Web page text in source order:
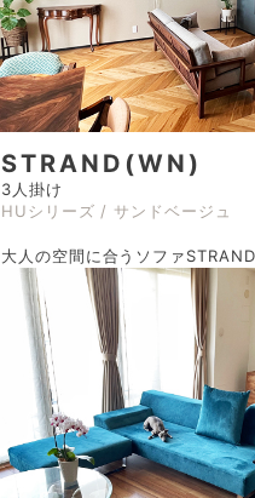
STRAND(WN)
3人掛け
HUシリーズ / サンドベージュ
大人の空間に合うソファSTRAND